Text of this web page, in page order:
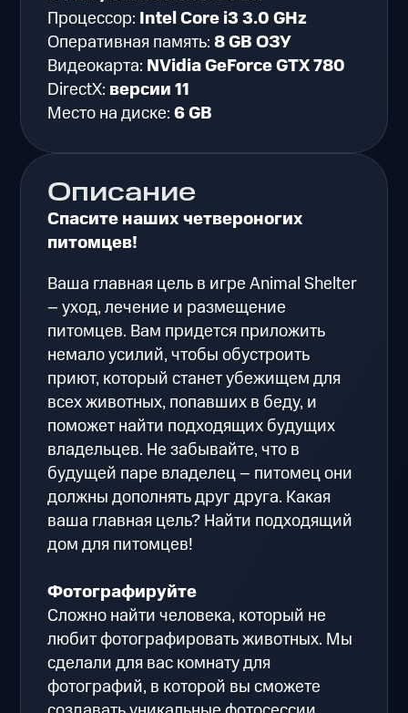
Описание
Спасите наших четвероногих
питомцев!
Ваша главная цель в игре Animal Shelter
– уход, лечение и размещение
питомцев. Вам придется приложить
немало усилий, чтобы обустроить
приют, который станет убежищем для
всех животных, попавших в беду, и
поможет найти подходящих будущих
владельцев. Не забывайте, что в
будущей паре владелец – питомец они
должны дополнять друг друга. Какая
ваша главная цель? Найти подходящий
дом для питомцев!
Фотографируйте
Сложно найти человека, который не
любит фотографировать животных. Мы
сделали для вас комнату для
фотографий, в которой вы сможете
Процессор: Intel Core i3 3.0 GHz
Оперативная память:8 GB ОЗУ
Видеокарта: NVidia GeForce GTX 780
DirectX: версии 11
Место на диске:6 GB